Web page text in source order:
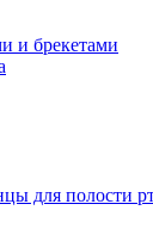
и брекетами
для полости